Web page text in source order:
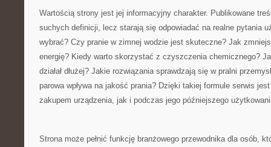
Wartością strony jest jej informacyjny charakter. Publikowane
suchych definicji, lecz starają się odpowiadać na realne pytania
wybrać? Czy pranie w zimnej wodzie jest skuteczne? Jak
energię? Kiedy warto skorzystać z czyszczenia chemicznego?
działał dłużej? Jakie rozwiązania sprawdzają się w pralni
parowa wpływa na jakość prania? Dzięki takiej formule serwis
zakupem urządzenia, jak i podczas jego późniejszego
Strona może pełnić funkcję branżowego przewodnika dla osób,